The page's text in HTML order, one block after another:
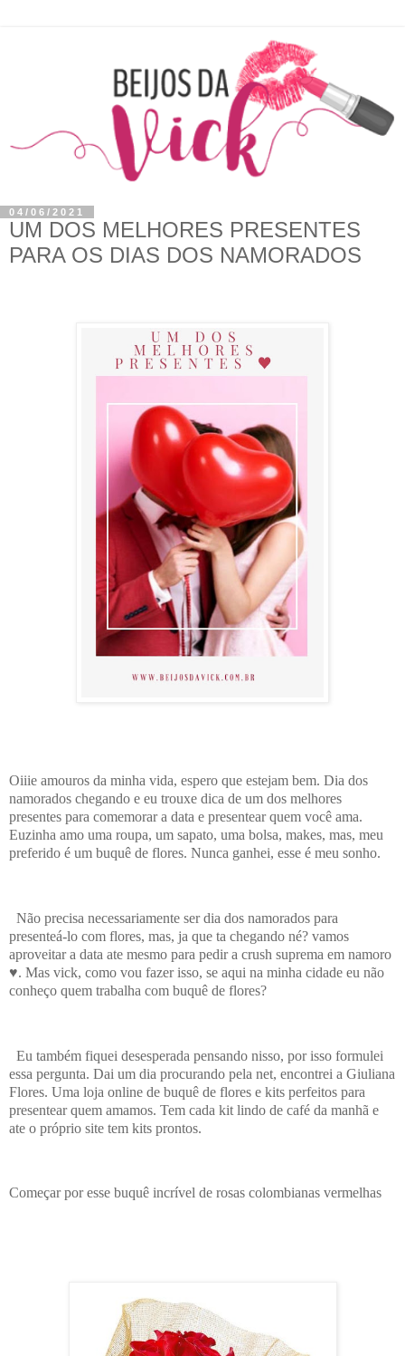
04/06/2021
UM DOS MELHORES PRESENTES
PARA OS DIAS DOS NAMORADOS
Oiiie amouros da minha vida, espero que estejam bem. Dia dos
namorados chegando e eu trouxe dica de um dos melhores
presentes para comemorar a data e presentear quem você ama.
Euzinha amo uma roupa, um sapato, uma bolsa, makes, mas, meu
preferido é um buquê de flores. Nunca ganhei, esse é meu sonho.
Não precisa necessariamente ser dia dos namorados para
presenteá-lo com flores, mas, ja que ta chegando né? vamos
aproveitar a data ate mesmo para pedir a crush suprema em namoro
♥. Mas vick, como vou fazer isso, se aqui na minha cidade eu não
conheço quem trabalha com buquê de flores?
Eu também fiquei desesperada pensando nisso, por isso formulei
essa pergunta. Dai um dia procurando pela net, encontrei a Giuliana
Flores. Uma loja online de buquê de flores e kits perfeitos para
presentear quem amamos. Tem cada kit lindo de café da manhã e
ate o próprio site tem kits prontos.
Começar por esse buquê incrível de rosas colombianas vermelhas